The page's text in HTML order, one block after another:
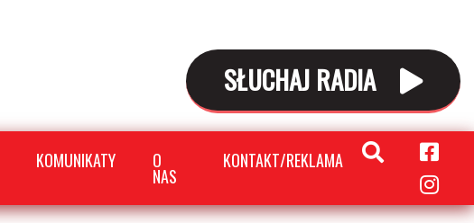
SŁUCHAJ RADIA
KOMUNIKATY O
NAS
KONTAKT/REKLAMA